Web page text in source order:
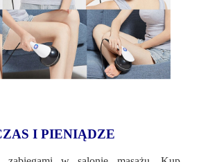
I PIENIĄDZE